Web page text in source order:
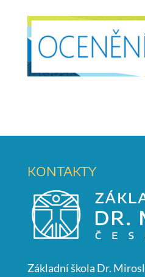
KONTAKTY
Základní škola Dr.